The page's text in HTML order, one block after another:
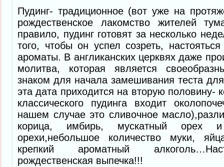
Пудинг- традиционное (вот уже на
рождественское лакомство жителей
правило, пудинг готовят за несколько
того, чтобы он успел созреть,
ароматы. В англиканских церквях даже
молитва, которая является
знаком для начала замешивания теста
эта дата приходится на вторую половину-
классического пудинга входит
нашем случае это сливочное
корица, имбирь, мускатный орех и
орехи,небольшое количество муки,
крепкий ароматный
рождественская выпечка!!!